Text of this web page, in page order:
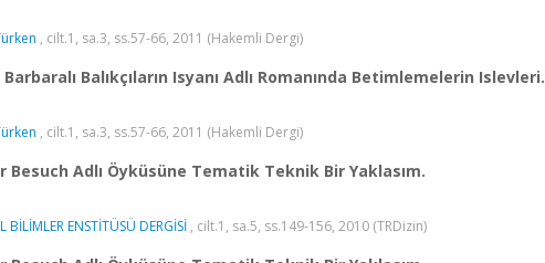
, cilt.1, sa.3, ss.57-66, 2011 (Hakemli Dergi)
Balıkçıların Isyanı Adlı Romanında Betimlemelerin Islevleri.
, cilt.1, sa.3, ss.57-66, 2011 (Hakemli Dergi)
Besuch Adlı Öyküsüne Tematik Teknik Bir Yaklasım.
BİLİMLER ENSTİTÜSÜ DERGİSİ , cilt.1, sa.5, ss.149-156, 2010 (TRDizin)